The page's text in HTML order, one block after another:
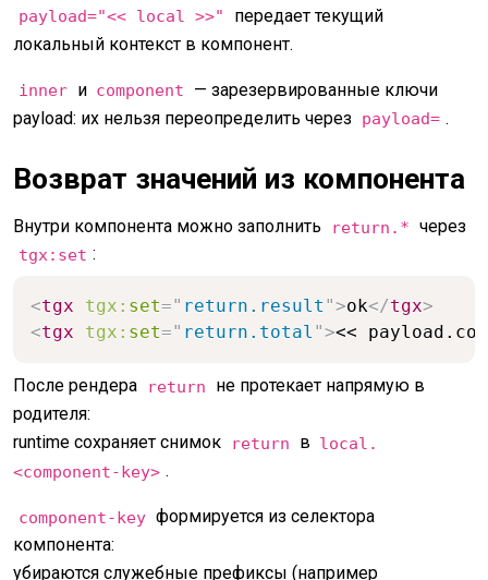
payload="<< local >>"
передает текущий
локальный контекст в компонент.
inner и component
— зарезервированные ключи
payload: их нельзя переопределить через
payload= .
Возврат значений из компонента
Внутри компонента можно заполнить return.* через
tgx:set :
<tgx tgx: set=" return.result ">ok</tgx>
<tgx tgx: set=" return.total "><<
После рендера return
не протекает напрямую в
родителя:
runtime сохраняет снимок
return в local.
<component-key> .
component-key формируется из селектора
компонента:
убираются служебные префиксы (например